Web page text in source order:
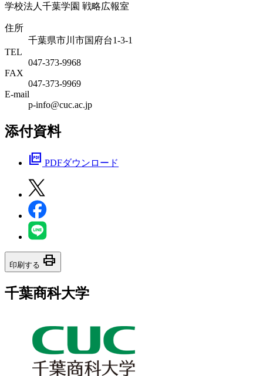
学校法人千葉学園 戦略広報室
住所
千葉県市川市国府台1-3-1
TEL
047-373-9968
FAX
047-373-9969
E-mail
p-info@cuc.ac.jp
添付資料
picture_as_pdf PDFダウンロード
印刷する print
千葉商科大学